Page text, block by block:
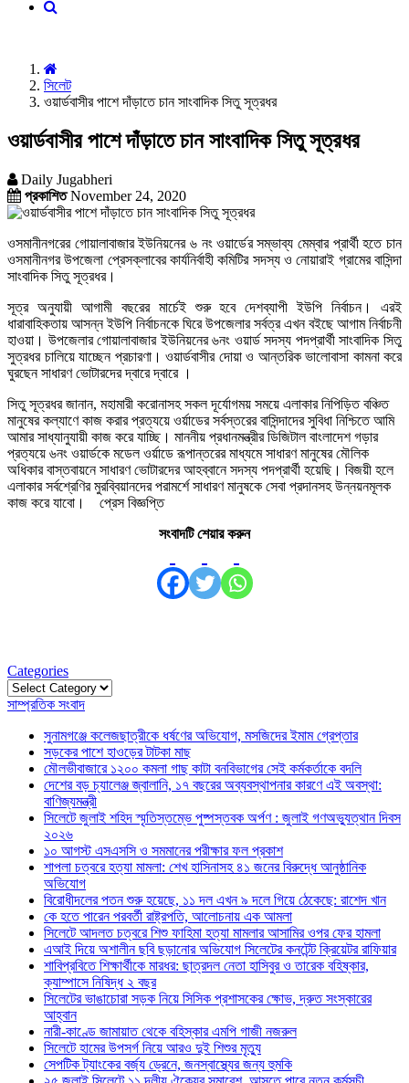
সিলেট
ওয়ার্ডবাসীর পাশে দাঁড়াতে চান সাংবাদিক সিতু সূত্রধর
ওয়ার্ডবাসীর পাশে দাঁড়াতে চান সাংবাদিক সিতু সূত্রধর
Daily Jugabheri
প্রকাশিতNovember 24, 2020
ওসমানীনগরের গোয়ালাবাজার ইউনিয়নের ৬ নং ওয়ার্ডের সম্ভাব্য মেম্বার প্রার্থী হতে চান
ওসমানীনগর উপজেলা প্রেসক্লাবের কার্যনির্বাহী কমিটির সদস্য ও নোয়ারাই গ্রামের বাসিন্দা
সাংবাদিক সিতু সূত্রধর।
সূত্র অনুযায়ী আগামী বছরের মার্চেই শুরু হবে দেশব্যাপী ইউপি নির্বাচন। এরই
ধারাবাহিকতায় আসন্ন ইউপি নির্বাচনকে ঘিরে উপজেলার সর্বত্র এখন বইছে আগাম নির্বাচনী
হাওয়া। উপজেলার গোয়ালাবাজার ইউনিয়নের ৬নং ওয়ার্ড সদস্য পদপ্রার্থী সাংবাদিক সিতু
সুত্রধর চালিয়ে যাচ্ছেন প্রচারণা। ওয়ার্ডবাসীর দোয়া ও আন্তরিক ভালোবাসা কামনা করে
ঘুরছেন সাধারণ ভোটারদের দ্বারে দ্বারে ।
সিতু সূত্রধর জানান, মহামারী করোনাসহ সকল দূর্যোগময় সময়ে এলাকার নিপিড়িত বঞ্চিত
মানুষের কল্যাণে কাজ করার প্রত্যয়ে ওর্য়াডের সর্বস্তরের বাসিন্দাদের সুবিধা নিশ্চিতে আমি
আমার সাধ্যানুযায়ী কাজ করে যাচ্ছি। মাননীয় প্রধানমন্ত্রীর ডিজিটাল বাংলাদেশ গড়ার
প্রত্যয়ে ৬নং ওয়ার্ডকে মডেল ওর্য়াডে রূপান্তরের মাধ্যমে সাধারণ মানুষের মৌলিক
অধিকার বাস্তবায়নে সাধারণ ভোটারদের আহব্বানে সদস্য পদপ্রার্থী হয়েছি। বিজয়ী হলে
এলাকার সর্বশ্রেণির মুরব্বিয়ানদের পরামর্শে সাধারণ মানুষকে সেবা প্রদানসহ উন্নয়নমূলক
কাজ করে যাবো। প্রেস বিজ্ঞপ্তি
সংবাদটি শেয়ার করুন
Categories
Categories
সাম্প্রতিক সংবাদ
সুনামগঞ্জে কলেজছাত্রীকে ধর্ষণের অভিযোগ, মসজিদের ইমাম গ্রেপ্তার
সড়কের পাশে হাওড়ের টাটকা মাছ
মৌলভীবাজারে ১২০০ কমলা গাছ কাটা বনবিভাগের সেই কর্মকর্তাকে বদলি
দেশের বড় চ্যালেঞ্জ জ্বালানি, ১৭ বছরের অব্যবস্থাপনার কারণে এই অবস্থা:
বাণিজ্যমন্ত্রী
সিলেটে জুলাই শহিদ স্মৃতিস্তম্ভে পুষ্পস্তবক অর্পণ : জুলাই গণঅভ্যুত্থান দিবস
২০২৬
১০ আগস্ট এসএসসি ও সমমানের পরীক্ষার ফল প্রকাশ
শাপলা চত্বরে হত্যা মামলা: শেখ হাসিনাসহ ৪১ জনের বিরুদ্ধে আনুষ্ঠানিক
অভিযোগ
বিরোধীদলের পতন শুরু হয়েছে, ১১ দল এখন ৯ দলে গিয়ে ঠেকেছে: রাশেদ খান
কে হতে পারেন পরবর্তী রাষ্ট্রপতি, আলোচনায় এক আমলা
সিলেটে আদলত চত্বরে শিশু ফাহিমা হত্যা মামলার আসামির ওপর ফের হামলা
এআই দিয়ে অশালীন ছবি ছড়ানোর অভিযোগ সিলেটের কনটেন্ট ক্রিয়েটর রাফিয়ার
শাবিপ্রবিতে শিক্ষার্থীকে মারধর: ছাত্রদল নেতা হাসিবুর ও তারেক বহিষ্কার,
ক্যাম্পাসে নিষিদ্ধ ২ বছর
সিলেটের ভাঙাচোরা সড়ক নিয়ে সিসিক প্রশাসকের ক্ষোভ, দ্রুত সংস্কারের
আহ্বান
নারী-কাণ্ডে জামায়াত থেকে বহিস্কার এমপি গাজী নজরুল
সিলেটে হামের উপসর্গ নিয়ে আরও দুই শিশুর মৃত্যু
সেপটিক ট্যাংকের বর্জ্য ড্রেনে, জনস্বাস্থ্যের জন্য হুমকি